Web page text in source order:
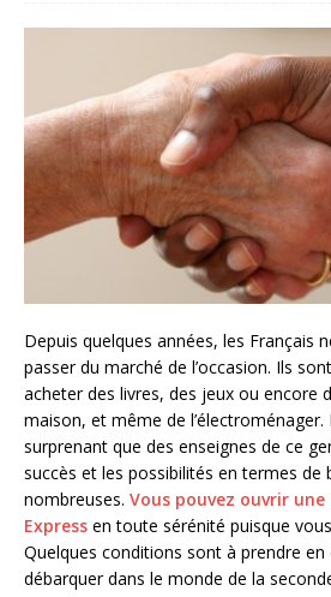
Depuis quelques années, les Français
passer du marché de l’occasion. Ils
acheter des livres, des jeux ou encore
maison, et même de l’électroménager.
surprenant que des enseignes de ce
succès et les possibilités en termes de
nombreuses. Vous pouvez ouvrir
Express en toute sérénité puisque
Quelques conditions sont à prendre
débarquer dans le monde de la